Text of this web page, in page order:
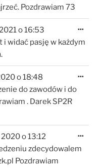
Pozdrawiam 73
o16:53
i widać pasję w każdym
...
o18:48
do zawodów i do
. Darek SP2R
...
2020o13:12
zdecydowalem
Pozdrawiam
...